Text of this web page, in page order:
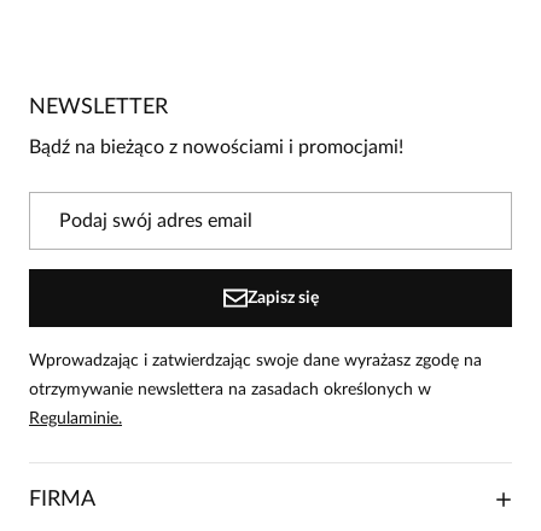
Bądź pierwszą osobą, która podzieli się opinią o tym
W naszej witrynie opinie mogą dodawać tylko
NEWSLETTER
Bądź na bieżąco z nowościami i promocjami!
Zapisz się
Wprowadzając i zatwierdzając swoje dane wyrażasz zgodę na
otrzymywanie newslettera na zasadach określonych w
Regulaminie.
FIRMA